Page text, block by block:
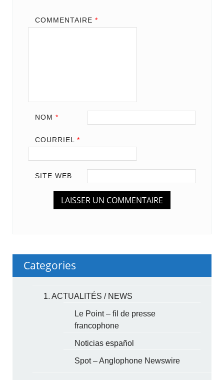
COMMENTAIRE *
NOM *
COURRIEL *
SITE WEB
Categories
1. ACTUALITÉS / NEWS
Le Point – fil de presse
francophone
Noticias español
Spot – Anglophone Newswire